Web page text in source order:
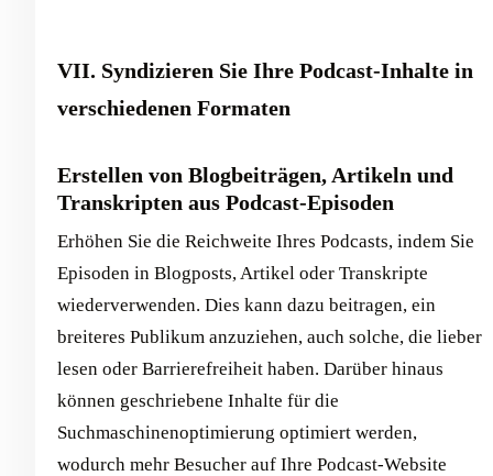
VII. Syndizieren Sie Ihre Podcast-Inhalte in
verschiedenen Formaten
Erstellen von Blogbeiträgen, Artikeln und
Transkripten aus Podcast-Episoden
Erhöhen Sie die Reichweite Ihres Podcasts, indem Sie
Episoden in Blogposts, Artikel oder Transkripte
wiederverwenden. Dies kann dazu beitragen, ein
breiteres Publikum anzuziehen, auch solche, die lieber
lesen oder Barrierefreiheit haben. Darüber hinaus
können geschriebene Inhalte für die
Suchmaschinenoptimierung optimiert werden,
wodurch mehr Besucher auf Ihre Podcast-Website